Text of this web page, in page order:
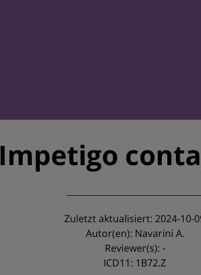
Impetigo
Zuletzt aktualisiert: 2024-10-
Autor(en): Navarini A.
Reviewer(s): -
ICD11: 1B72.Z